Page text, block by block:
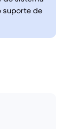
suporte de